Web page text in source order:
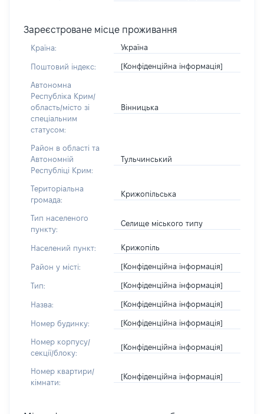
Зареєстроване місце проживання
Країна: Україна
Поштовий індекс: [Конфіденційна інформація]
Автономна
Республіка Крим/
область/місто зі
спеціальним
статусом:
Вінницька
Район в області та
Автономній
Республіці Крим:
Тульчинський
Територіальна
громада:
Крижопільська
Тип населеного
пункту:
Селище міського типу
Населений пункт: Крижопіль
Район у місті: [Конфіденційна інформація]
Тип: [Конфіденційна інформація]
Назва: [Конфіденційна інформація]
Номер будинку: [Конфіденційна інформація]
Номер корпусу/
секції/блоку:
[Конфіденційна інформація]
Номер квартири/
кімнати:
[Конфіденційна інформація]